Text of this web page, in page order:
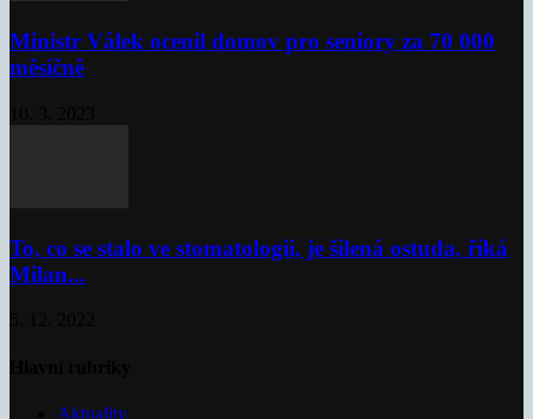
Ministr Válek ocenil domov pro seniory za 70 000
měsíčně
To, co se stalo ve stomatologii, je šílená ostuda, říká
Milan...
Aktuality